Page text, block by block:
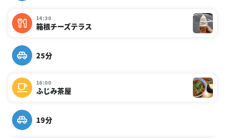
14:30
箱根チーズテラス
25分
16:00
ふじみ茶屋
19分